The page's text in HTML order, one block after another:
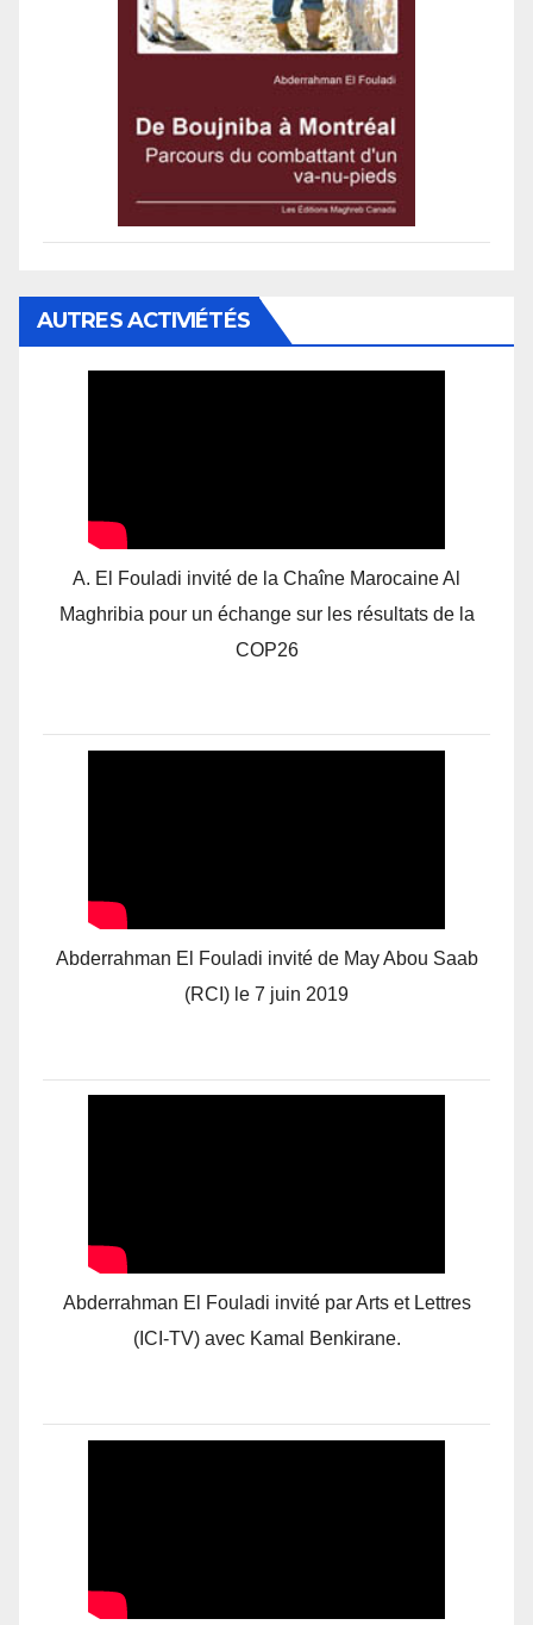
AUTRES ACTIVIÉTÉS
A. El Fouladi invité de la Chaîne Marocaine Al
Maghribia pour un échange sur les résultats de la
COP26
Abderrahman El Fouladi invité de May Abou Saab
(RCI) le 7 juin 2019
Abderrahman El Fouladi invité par Arts et Lettres
(ICI-TV) avec Kamal Benkirane.